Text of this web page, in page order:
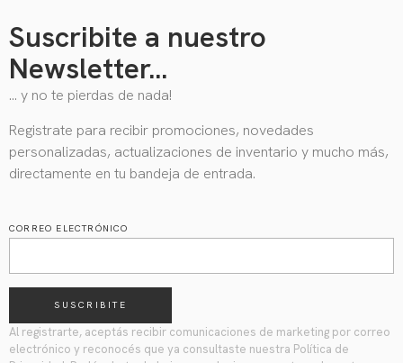
Suscribite a nuestro
Newsletter...
… y no te pierdas de nada!
Registrate para recibir promociones, novedades
personalizadas, actualizaciones de inventario y mucho más,
directamente en tu bandeja de entrada.
CORREO ELECTRÓNICO
SUSCRIBITE
Al registrarte, aceptás recibir comunicaciones de marketing por correo
electrónico y reconocés que ya consultaste nuestra Política de